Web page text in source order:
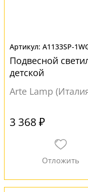
A1133SP-
Подвесной
детской
Arte Lamp
3 368 ₽